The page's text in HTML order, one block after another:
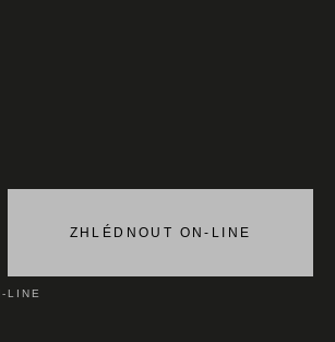
ZHLÉDNOUT ON-LINE
LINE